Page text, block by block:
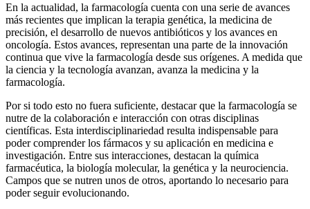
En la actualidad, la farmacología cuenta con una serie de avances
más recientes que implican la terapia genética, la medicina de
precisión, el desarrollo de nuevos antibióticos y los avances en
oncología. Estos avances, representan una parte de la innovación
continua que vive la farmacología desde sus orígenes. A medida que
la ciencia y la tecnología avanzan, avanza la medicina y la
farmacología.
Por si todo esto no fuera suficiente, destacar que la farmacología se
nutre de la colaboración e interacción con otras disciplinas
científicas. Esta interdisciplinariedad resulta indispensable para
poder comprender los fármacos y su aplicación en medicina e
investigación. Entre sus interacciones, destacan la química
farmacéutica, la biología molecular, la genética y la neurociencia.
Campos que se nutren unos de otros, aportando lo necesario para
poder seguir evolucionando.